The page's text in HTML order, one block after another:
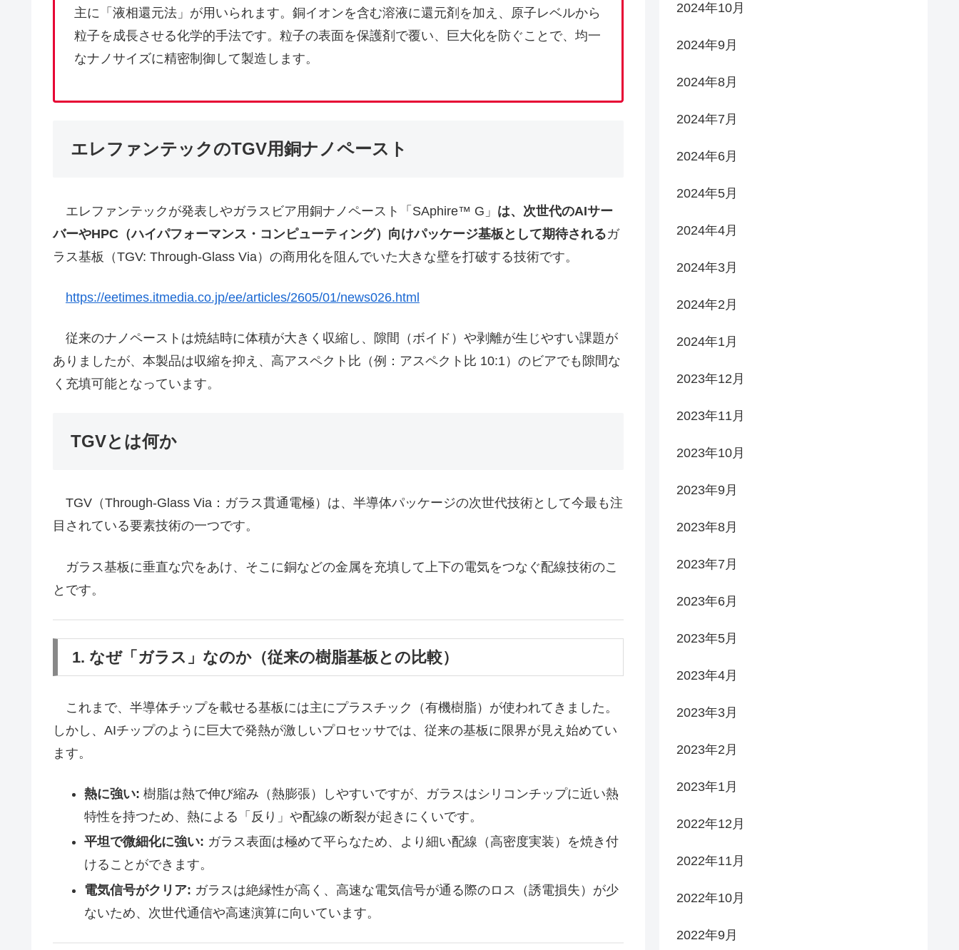
主に「液相還元法」が用いられます。銅イオンを含む溶液に還元剤を加え、原子レベルから
粒子を成長させる化学的手法です。粒子の表面を保護剤で覆い、巨大化を防ぐことで、均一
なナノサイズに精密制御して製造します。
エレファンテックのTGV用銅ナノペースト
エレファンテックが発表しやガラスビア用銅ナノペースト「SAphire™ G」 は、次世代のAIサー
バーやHPC（ハイパフォーマンス・コンピューティング）向けパッケージ基板として期待されるガ
ラス基板（TGV: Through-Glass Via）の商用化を阻んでいた大きな壁を打破する技術です。
https://eetimes.itmedia.co.jp/ee/articles/2605/01/news026.html
従来のナノペーストは焼結時に体積が大きく収縮し、隙間（ボイド）や剥離が生じやすい課題が
ありましたが、本製品は収縮を抑え、高アスペクト比（例：アスペクト比 10:1）のビアでも隙間な
く充填可能となっています。
TGVとは何か
TGV（Through-Glass Via：ガラス貫通電極）は、半導体パッケージの次世代技術として今最も注
目されている要素技術の一つです。
ガラス基板に垂直な穴をあけ、そこに銅などの金属を充填して上下の電気をつなぐ配線技術のこ
とです。
1. なぜ「ガラス」なのか（従来の樹脂基板との比較）
これまで、半導体チップを載せる基板には主にプラスチック（有機樹脂）が使われてきました。
しかし、AIチップのように巨大で発熱が激しいプロセッサでは、従来の基板に限界が見え始めてい
ます。
熱に強い: 樹脂は熱で伸び縮み（熱膨張）しやすいですが、ガラスはシリコンチップに近い熱
特性を持つため、熱による「反り」や配線の断裂が起きにくいです。
平坦で微細化に強い: ガラス表面は極めて平らなため、より細い配線（高密度実装）を焼き付
けることができます。
電気信号がクリア: ガラスは絶縁性が高く、高速な電気信号が通る際のロス（誘電損失）が少
ないため、次世代通信や高速演算に向いています。
2024年10月
2024年9月
2024年8月
2024年7月
2024年6月
2024年5月
2024年4月
2024年3月
2024年2月
2024年1月
2023年12月
2023年11月
2023年10月
2023年9月
2023年8月
2023年7月
2023年6月
2023年5月
2023年4月
2023年3月
2023年2月
2023年1月
2022年12月
2022年11月
2022年10月
2022年9月